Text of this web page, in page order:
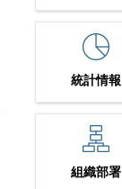
統計情報
組織部署